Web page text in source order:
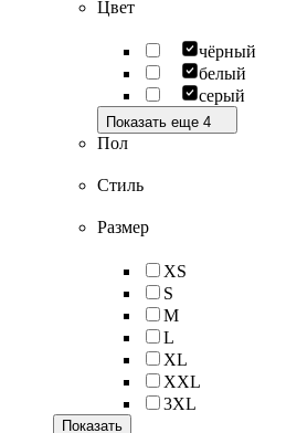
Цвет
чёрный
белый
серый
Показать еще 4
Пол
Стиль
Размер
XS
S
M
L
XL
XXL
3XL
Показать